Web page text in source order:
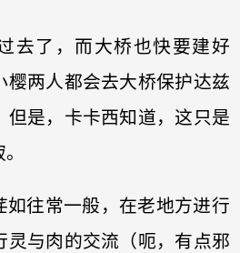
去了，而大桥也快要建好
樱两人都会去大桥保护达兹
但是，卡卡西知道，这只是
如往常一般，在老地方进行
灵与肉的交流（呃，有点邪